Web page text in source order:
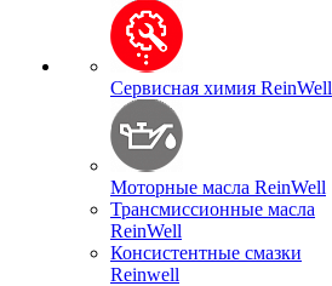
Сервисная химия ReinWell
Моторные масла ReinWell
Трансмиссионные масла
ReinWell
Консистентные смазки
Reinwell